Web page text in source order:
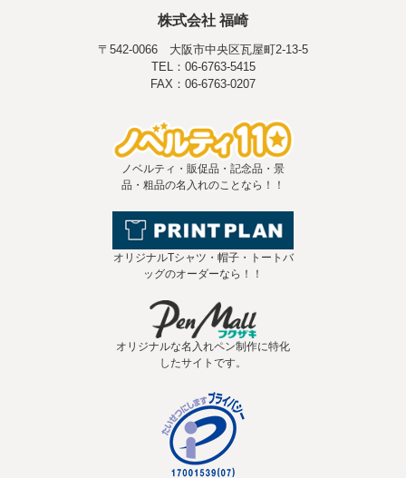
株式会社 福崎
〒542-0066 大阪市中央区瓦屋町2-13-5
TEL：06-6763-5415
FAX：06-6763-0207
ノベルティ・販促品・記念品・景
品・粗品の名入れのことなら！！
オリジナルTシャツ・帽子・トートバ
ッグのオーダーなら！！
オリジナルな名入れペン制作に特化
したサイトです。